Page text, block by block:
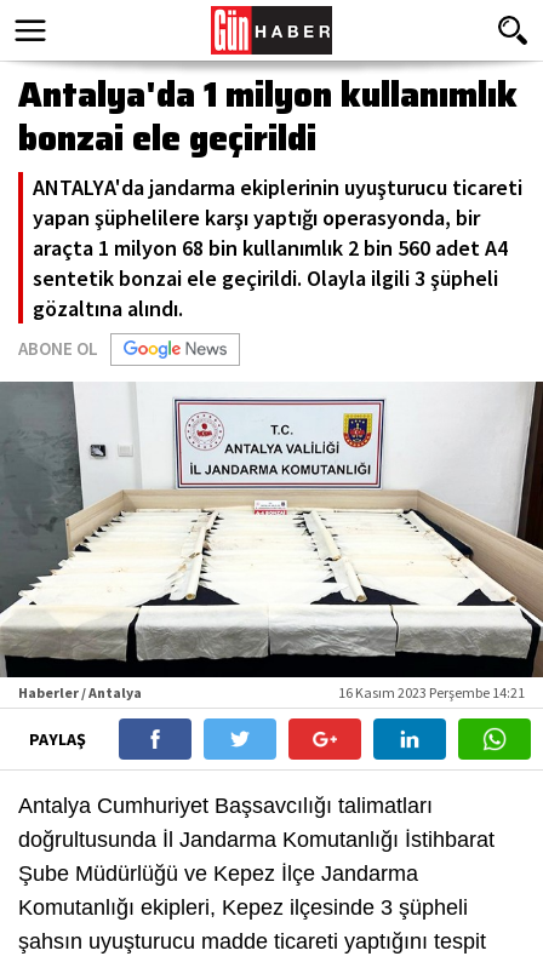
Antalya'da 1 milyon kullanımlık
bonzai ele geçirildi
ANTALYA'da jandarma ekiplerinin uyuşturucu ticareti
yapan şüphelilere karşı yaptığı operasyonda, bir
araçta 1 milyon 68 bin kullanımlık 2 bin 560 adet A4
sentetik bonzai ele geçirildi. Olayla ilgili 3 şüpheli
gözaltına alındı.
ABONE OL
Haberler / Antalya 16 Kasım 2023 Perşembe 14:21
PAYLAŞ
Antalya Cumhuriyet Başsavcılığı talimatları
doğrultusunda İl Jandarma Komutanlığı İstihbarat
Şube Müdürlüğü ve Kepez İlçe Jandarma
Komutanlığı ekipleri, Kepez ilçesinde 3 şüpheli
şahsın uyuşturucu madde ticareti yaptığını tespit